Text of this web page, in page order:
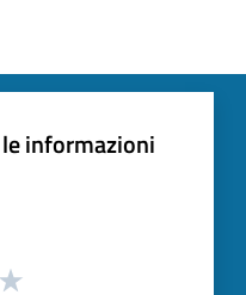
informazioni